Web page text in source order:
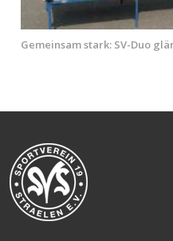
Gemeinsam stark: SV-Duo